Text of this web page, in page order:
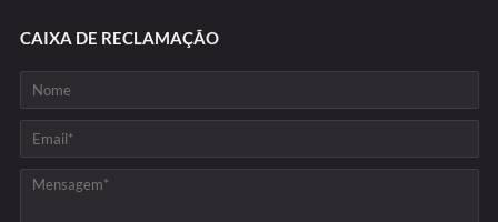
CAIXA DE RECLAMAÇÃO